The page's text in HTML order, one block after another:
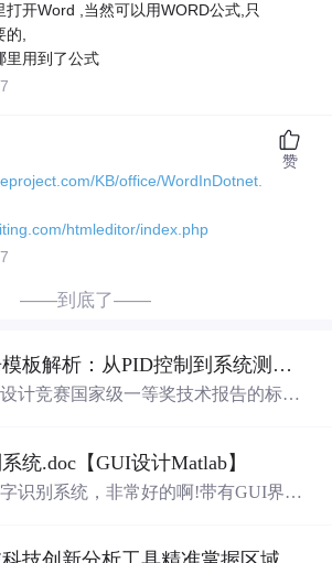
打开Word ,当然可以用WORD公式,只
的,
里用到了公式
KB/office/WordInDotnet.
htmleditor/index.php
赞
——到底了——
电赛国一报告模板解析：从PID控制到系统测试的工程实践指南
计竞赛国家级一等奖技术报告的标准
路/程序实现细节、系统级测试与数据
调数据驱动、图文协同、可复现性及
统.doc【GUI设计Matlab】
识别系统，非常好的啊!带有GUI界